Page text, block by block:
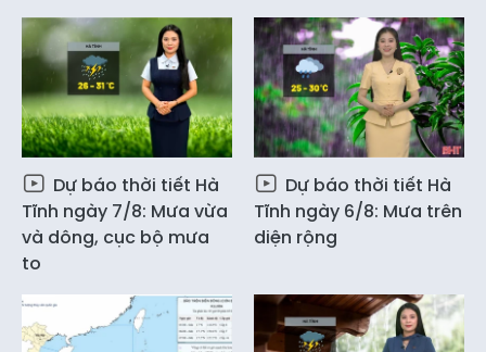
Dự báo thời tiết Hà
Tĩnh ngày 7/8: Mưa vừa
và dông, cục bộ mưa
to
Dự báo thời tiết Hà
Tĩnh ngày 6/8: Mưa trên
diện rộng